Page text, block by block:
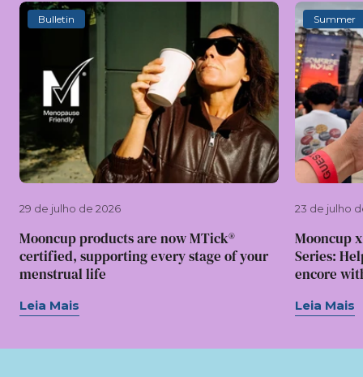
Bulletin
29 de julho de 2026
Mooncup products are now MTick®
certified, supporting every stage of your
menstrual life
Leia Mais
Summer
23 de julho
Mooncup
Series:
encore
Leia Mais